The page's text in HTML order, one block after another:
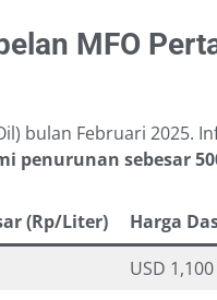
MFO
bulan Februari 2025.
penurunan sebesar
(Rp/Liter)
Harga
USD 1,100